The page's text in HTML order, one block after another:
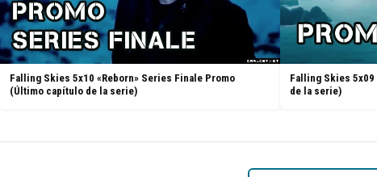
Falling Skies 5x10 «Reborn» Series Finale Promo
(Último capítulo de la serie)
Falling Skies
de la serie)